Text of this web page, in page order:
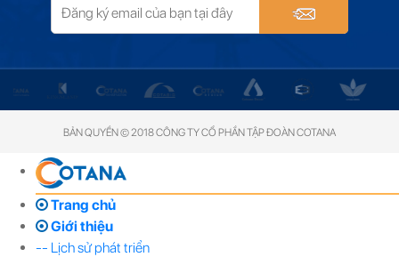
BẢN QUYỀN © 2018 CÔNG TY CỔ PHẦN TẬP ĐOÀN COTANA
Trang chủ
Giới thiệu
-- Lịch sử phát triển